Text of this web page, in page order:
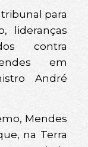
para
lideranças
contra
em
André
Mendes
na Terra